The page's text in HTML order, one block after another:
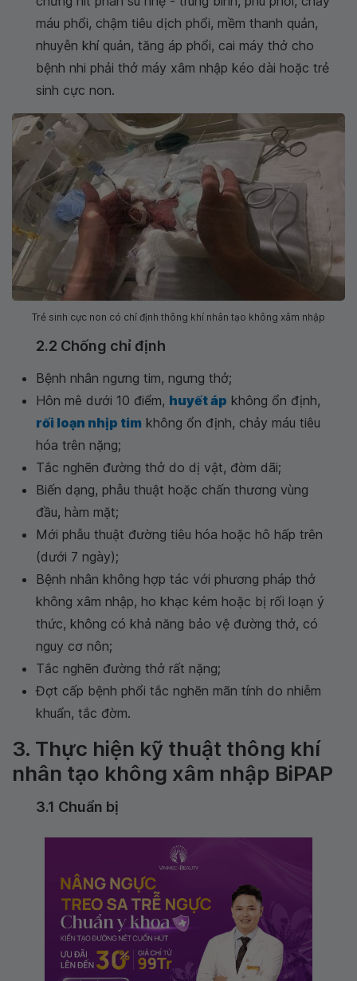
máu phổi, chậm tiêu dịch phổi, mềm thanh quản,
nhuyễn khí quản, tăng áp phổi, cai máy thở cho
bệnh nhi phải thở máy xâm nhập kéo dài hoặc trẻ
sinh cực non.
Trẻ sinh cực non có chỉ định thông khí nhân tạo không xâm nhập
2.2 Chống chỉ định
Bệnh nhân ngưng tim, ngưng thở;
Hôn mê dưới 10 điểm, huyết áp không ổn định,
rối loạn nhịp tim không ổn định, chảy máu tiêu
hóa trên nặng;
Tắc nghẽn đường thở do dị vật, đờm dãi;
Biến dạng, phẫu thuật hoặc chấn thương vùng
đầu, hàm mặt;
Mới phẫu thuật đường tiêu hóa hoặc hô hấp trên
(dưới 7 ngày);
Bệnh nhân không hợp tác với phương pháp thở
không xâm nhập, ho khạc kém hoặc bị rối loạn ý
thức, không có khả năng bảo vệ đường thở, có
nguy cơ nôn;
Tắc nghẽn đường thở rất nặng;
Đợt cấp bệnh phổi tắc nghẽn mãn tính do nhiễm
khuẩn, tắc đờm.
3. Thực hiện kỹ thuật thông khí
nhân tạo không xâm nhập BiPAP
3.1 Chuẩn bị